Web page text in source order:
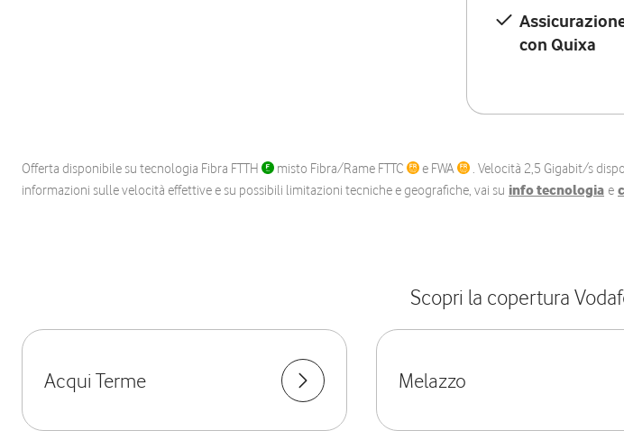
con Quixa
Offerta disponibile su tecnologia Fibra FTTH misto Fibra/Rame FTTC e FWA . Velocità 2,5 Gigabit/s
informazioni sulle velocità effettive e su possibili limitazioni tecniche e geografiche, vai su info tecnologia e
Scopri la copertura
Acqui Terme Melazzo